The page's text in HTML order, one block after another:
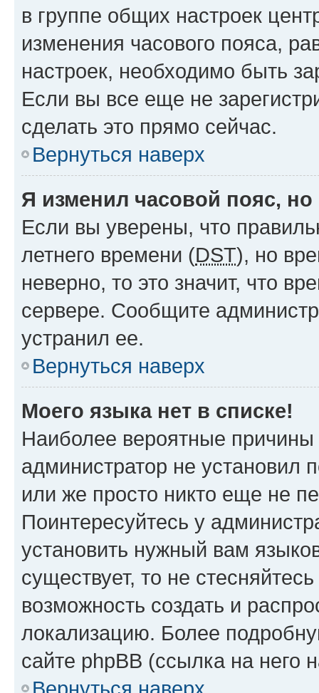
в группе общих настроек
изменения часового пояса,
настроек, необходимо быть
Если вы все еще не
сделать это прямо сейчас.
Вернуться наверх
Я изменил часовой пояс,
Если вы уверены, что
летнего времени (DST), но
неверно, то это значит, что
сервере. Сообщите
устранил ее.
Вернуться наверх
Моего языка нет в списке!
Наиболее вероятные причины
администратор не установил
или же просто никто еще не
Поинтересуйтесь у
установить нужный вам
существует, то не
возможность создать и
локализацию. Более
сайте phpBB (ссылка на него
Вернуться наверх